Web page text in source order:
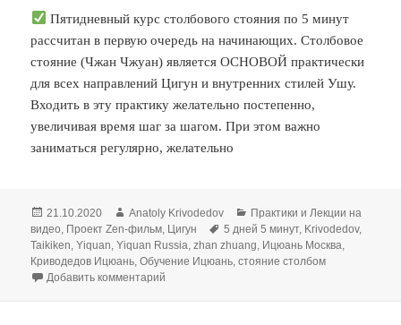
Пятидневный курс столбового стояния по 5 минут
рассчитан в первую очередь на начинающих. Столбовое
стояние (Чжан Чжуан) является ОСНОВОЙ практически
для всех направлений Цигун и внутренних стилей Ушу.
Входить в эту практику желательно постепенно,
увеличивая время шаг за шагом. При этом важно
заниматься регулярно, желательно
Опубликовано
21.10.2020 Автор
Anatoly Krivodedov Рубрики
Практики и Лекции на
видео Проект Zen-фильм Цигун Метки
5 дней 5 минут, Krivodedov,
Taikiken ,Yiquan ,Yiquan Russia ,zhan zhuang Ицюань Москва
Криводедов Ицюань ,Обучение Ицюань ,стояние столбом
Добавить комментарий